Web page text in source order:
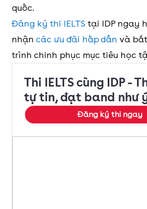
quốc.
Đăng ký thi IELTS tại IDP ngay
nhận các ưu đãi hấp dẫn và
trình chinh phục mục tiêu học
Thi IELTS cùng IDP -
tự tin, đạt band như
Đăng ký thi ngay